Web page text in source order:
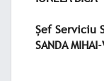
Șef Serviciu
SANDA